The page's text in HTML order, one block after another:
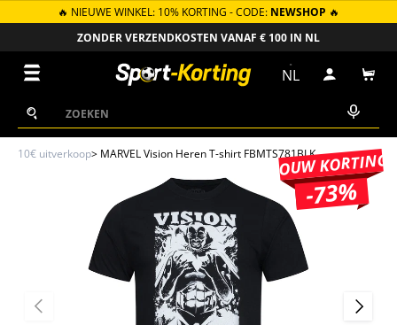
GA NAAR INHOUD
🔥 NIEUWE WINKEL: 10% KORTING - CODE: NEWSHOP 🔥
ZONDER VERZENDKOSTEN VANAF € 100 IN NL
Zoeken
Zoeken
NL Inloggen
10€ uitverkoop> MARVEL Vision Heren T-shirt FBMTS781BLKJOUW KORTING
-73%
VORIGE